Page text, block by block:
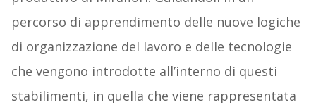
percorso di apprendimento delle nuove logiche
di organizzazione del lavoro e delle tecnologie
che vengono introdotte all’interno di questi
stabilimenti, in quella che viene rappresentata